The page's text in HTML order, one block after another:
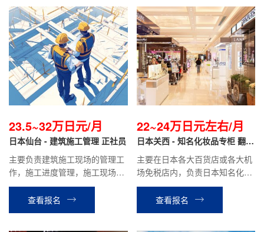
23.5~32万日元/月
日本仙台 - 建筑施工管理 正社员
主要负责建筑施工现场的管理工
作，施工进度管理，施工现场协
调与管理。如学校学校、市民中
心等公共工程项目，商业楼、住
宅楼等民间工程项目。
查看报名
22~24万日元左右/月
日本关西 - 知名化妆品专柜 翻译
导购
主要在日本各大百货店或各大机
场免税店内，负责日本知名化妆
品品牌的销售翻译工作。
查看报名